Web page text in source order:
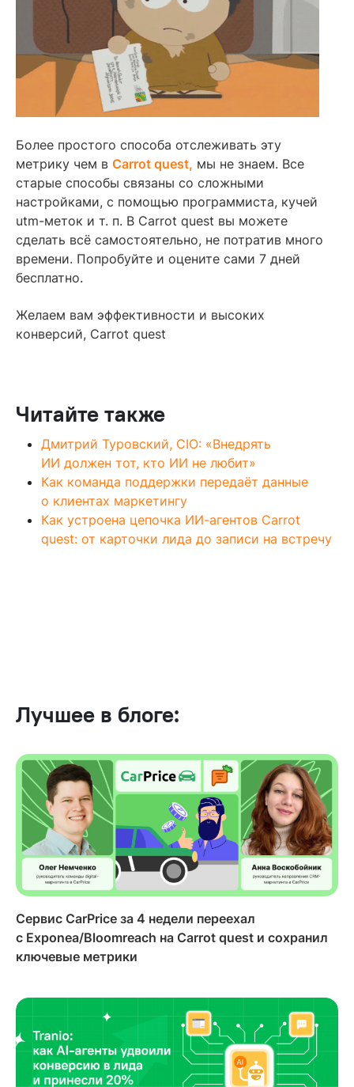
Более простого способа отслеживать эту
метрику чем в Carrot quest, мы не знаем. Все
старые способы связаны со сложными
настройками, с помощью программиста, кучей
utm-меток и т. п. В Carrot quest вы можете
сделать всё самостоятельно, не потратив много
времени. Попробуйте и оцените сами 7 дней
бесплатно.
Желаем вам эффективности и высоких
конверсий, Carrot quest
Читайте также
Дмитрий Туровский, CIO: «Внедрять
ИИ должен тот, кто ИИ не любит»
Как команда поддержки передаёт данные
о клиентах маркетингу
Как устроена цепочка ИИ-агентов Carrot
quest: от карточки лида до записи на встречу
Лучшее в блоге:
Сервис CarPrice за 4 недели переехал
с Exponea/Bloomreach на Carrot quest и сохранил
ключевые метрики